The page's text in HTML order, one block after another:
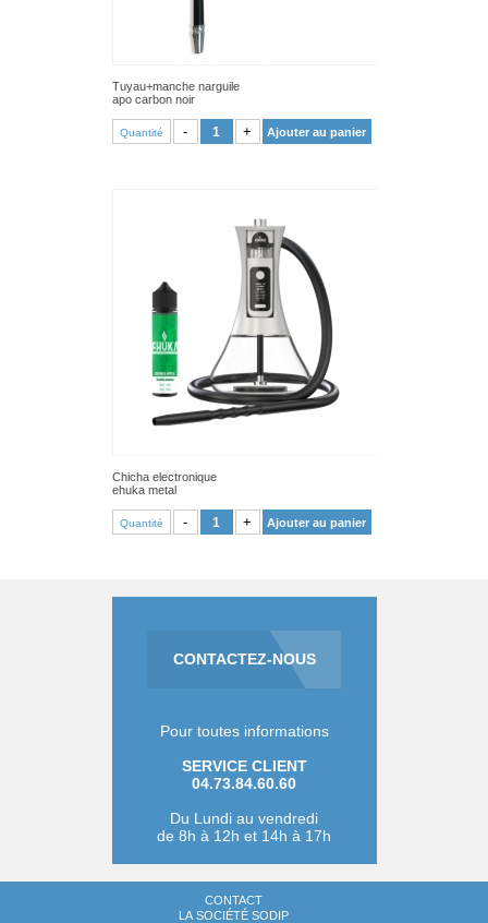
Tuyau+manche narguile
apo carbon noir
Quantité - + Ajouter au panier
Chicha electronique
ehuka metal
Quantité - + Ajouter au panier
CONTACTEZ-NOUS
Pour toutes informations
SERVICE CLIENT
04.73.84.60.60
Du Lundi au vendredi
de 8h à 12h et 14h à 17h
CONTACT
LA SOCIÉTÉ SODIP